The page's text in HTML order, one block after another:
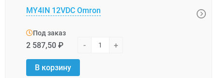
MY4IN 12VDC Omron
Под заказ
2 587,50 ₽ - +
В корзину